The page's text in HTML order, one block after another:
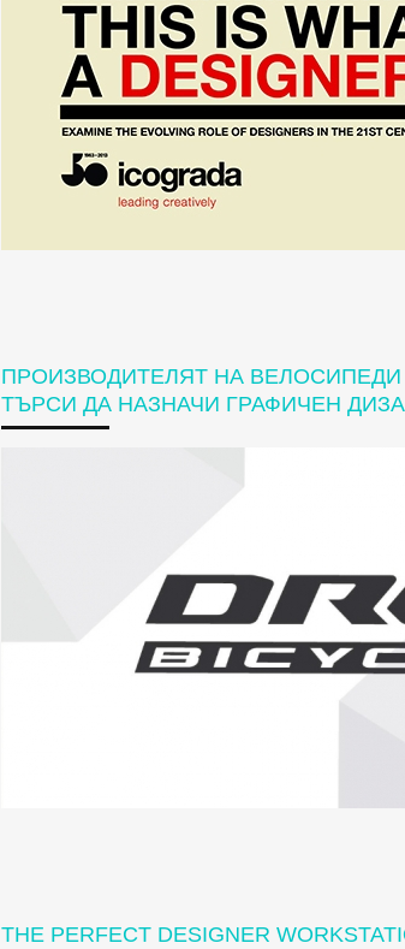
ПРОИЗВОДИТЕЛЯТ НА
ТЪРСИ ДА НАЗНАЧИ ГРАФИЧЕН
THE PERFECT DESIGNER